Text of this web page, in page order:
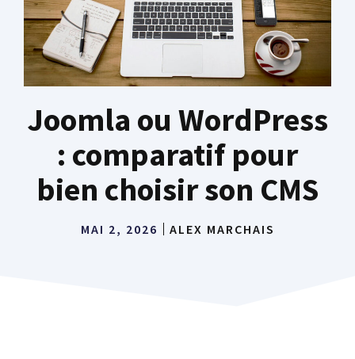
Joomla ou WordPress
: comparatif pour
bien choisir son CMS
MAI 2, 2026 ALEX MARCHAIS